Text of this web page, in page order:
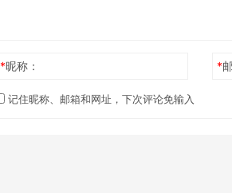
*昵称： *
记住昵称、邮箱和网址，下次评论免输入